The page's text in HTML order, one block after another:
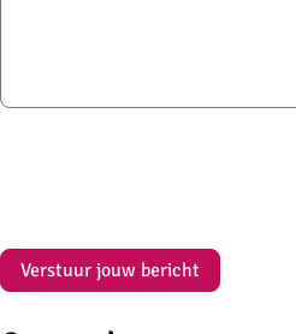
Verstuur jouw bericht